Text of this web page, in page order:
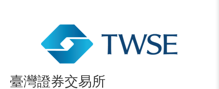
臺灣證券交易所